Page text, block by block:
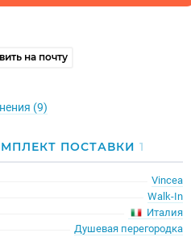
на почту
(9)
ПОСТАВКИ 1
Vincea
Walk-In
Италия
Душевая перегородка